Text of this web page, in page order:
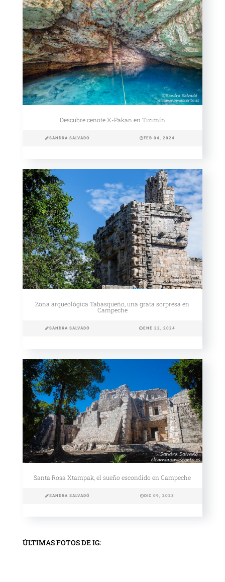
Descubre cenote X-Pakan en Tizimín
SANDRA SALVADÓ FEB 04, 2024
Zona arqueológica Tabasqueño, una grata sorpresa en
Campeche
SANDRA SALVADÓ ENE 22, 2024
Santa Rosa Xtampak, el sueño escondido en Campeche
SANDRA SALVADÓ DIC 09, 2023
ÚLTIMAS FOTOS DE IG: